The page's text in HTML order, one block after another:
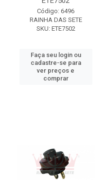
Código: 6496
RAINHA DAS SETE
SKU: ETE7502
Faça seu login ou
cadastre-se para
ver preços e
comprar